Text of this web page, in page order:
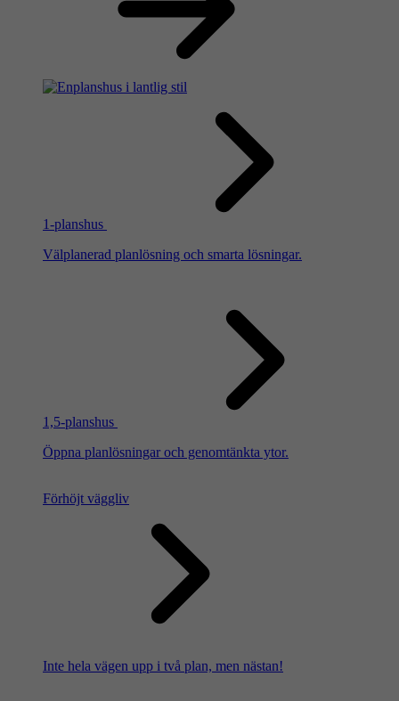
1-planshus
Välplanerad planlösning och smarta lösningar.
1,5-planshus
Öppna planlösningar och genomtänkta ytor.
Förhöjt väggliv
Inte hela vägen upp i två plan, men nästan!